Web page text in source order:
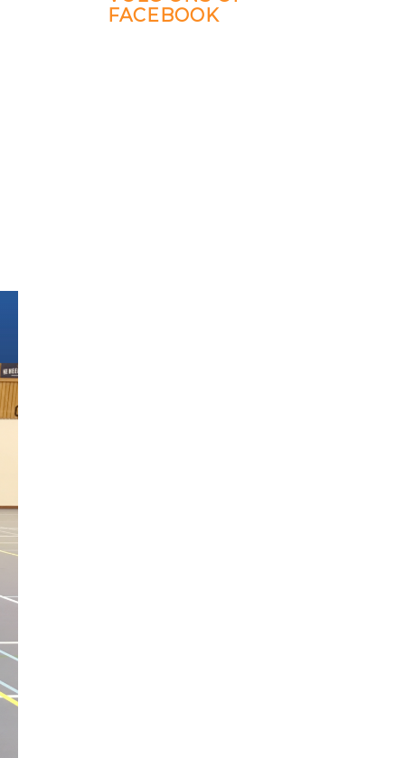
FACEBOOK